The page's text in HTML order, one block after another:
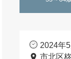
2024年
市北区